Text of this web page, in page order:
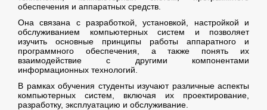
обеспечения и аппаратных средств.
Она связана с разработкой, установкой, настройкой и
обслуживанием компьютерных систем и позволяет
изучить основные принципы работы аппаратного и
программного обеспечения, а также понять их
взаимодействие с другими компонентами
информационных технологий.
В рамках обучения студенты изучают различные аспекты
компьютерных систем, включая их проектирование,
разработку, эксплуатацию и обслуживание.